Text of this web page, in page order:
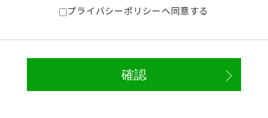
プライバシーポリシーへ同意する